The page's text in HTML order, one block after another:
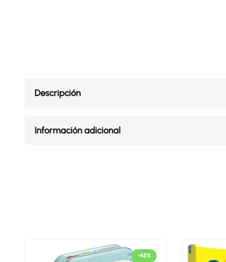
Descripción
Información adicional
-45%